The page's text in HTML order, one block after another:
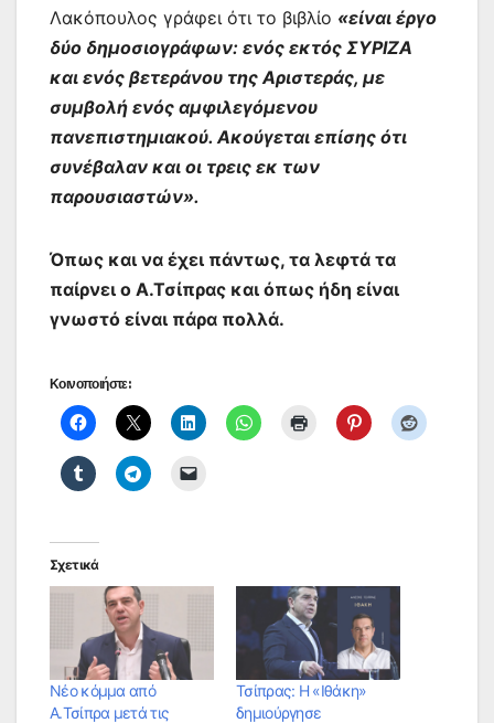
Λακόπουλος γράφει ότι το βιβλίο «είναι έργο
δύο δημοσιογράφων: ενός εκτός ΣΥΡΙΖΑ
και ενός βετεράνου της Αριστεράς, με
συμβολή ενός αμφιλεγόμενου
πανεπιστημιακού. Ακούγεται επίσης ότι
συνέβαλαν και οι τρεις εκ των
παρουσιαστών».
Όπως και να έχει πάντως, τα λεφτά τα
παίρνει ο Α.Τσίπρας και όπως ήδη είναι
γνωστό είναι πάρα πολλά.
Κοινοποιήστε:
Σχετικά
Νέο κόμμα από
Α.Τσίπρα μετά τις
Τσίπρας: Η «Ιθάκη»
δημιούργησε